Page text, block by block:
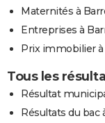
Maternités à
Entreprises à
Prix immobilier
Tous les
Résultat
Résultats du bac